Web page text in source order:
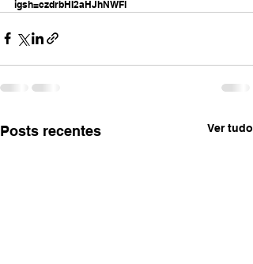
igsh=czdrbHI2aHJhNWFl
Posts recentes Ver tudo